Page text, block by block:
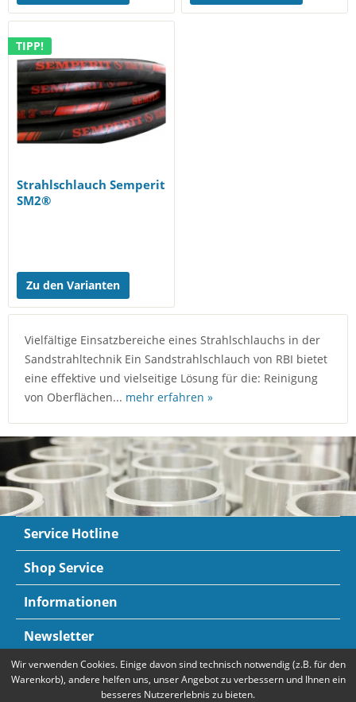
TIPP!
Strahlschlauch Semperit
SM2®
Zu den Varianten
Vielfältige Einsatzbereiche eines Strahlschlauchs in der
Sandstrahltechnik Ein Sandstrahlschlauch von RBI bietet
eine effektive und vielseitige Lösung für die: Reinigung
von Oberflächen... mehr erfahren »
Service Hotline
Shop Service
Informationen
Newsletter
Zahlungsarten Mehr Informationen
Wir verwenden Cookies. Einige davon sind technisch notwendig (z.B. für den
Warenkorb), andere helfen uns, unser Angebot zu verbessern und Ihnen ein
besseres Nutzererlebnis zu bieten.